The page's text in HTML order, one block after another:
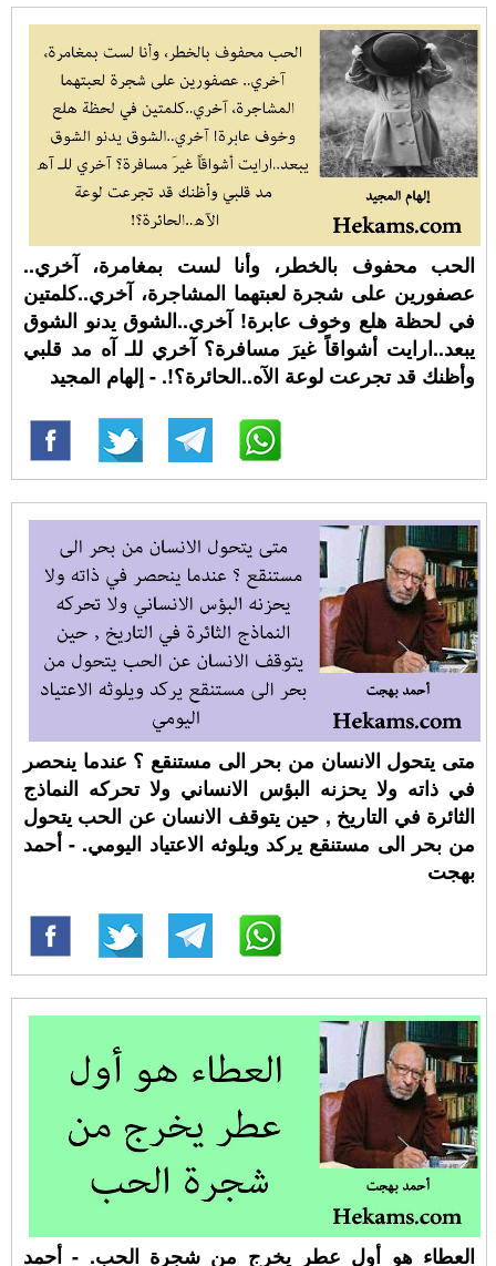
الحب محفوف بالخطر، وأنا لست بمغامرة، آخري..
عصفورين على شجرة لعبتهما المشاجرة، آخري..كلمتين
في لحظة هلع وخوف عابرة! آخري..الشوق يدنو الشوق
يبعد..ارايت أشواقاً غيرَ مسافرة؟ آخري للـ آه مد قلبي
وأظنك قد تجرعت لوعة الآه..الحائرة؟!. - إلهام المجيد
متى يتحول الانسان من بحر الى مستنقع ؟ عندما ينحصر
في ذاته ولا يحزنه البؤس الانساني ولا تحركه النماذج
الثائرة في التاريخ , حين يتوقف الانسان عن الحب يتحول
من بحر الى مستنقع يركد ويلوثه الاعتياد اليومي. - أحمد
بهجت
العطاء هو أول عطر يخرج من شجرة الحب. - أحمد